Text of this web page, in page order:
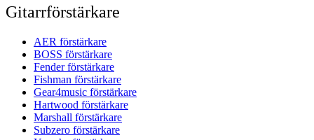
Gitarrförstärkare
AER förstärkare
BOSS förstärkare
Fender förstärkare
Fishman förstärkare
Gear4music förstärkare
Hartwood förstärkare
Marshall förstärkare
Subzero förstärkare